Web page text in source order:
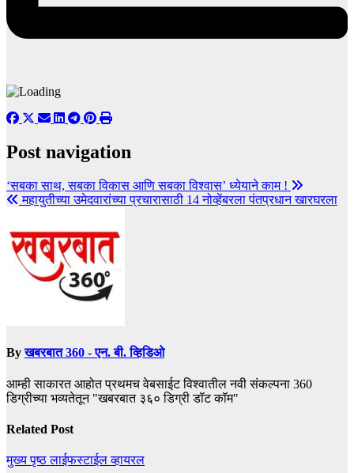
Post navigation
‘सबका साथ, सबका विकास आणि सबका विश्वास’ ध्येयाने काम !
महायुतीच्या उमेदवारांच्या प्रचारासाठी 14 नोव्हेंबरला पंतप्रधान खारघरला
Byखबरबात 360 - एन. बी. व्हिडिओ
आम्ही साकारत आहोत प्रथमच वेबसाईट विश्वातील नवी संकल्पना 360
डिग्रीच्या भव्यतेतून "खबरबात ३६० डिग्री डॉट कॉम"
Related Post
मुख्य पृष्ठलाईफस्टाईलव्हायरल